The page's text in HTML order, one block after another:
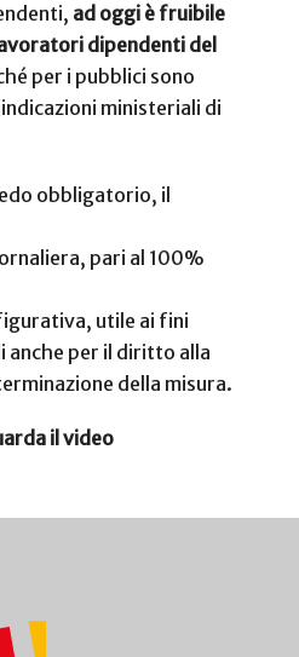
ad oggi è fruibile
dipendenti del
per i pubblici sono
ministeriali di
obbligatorio, il
pari al 100%
utile ai fini
anche per il diritto alla
della misura.
il video